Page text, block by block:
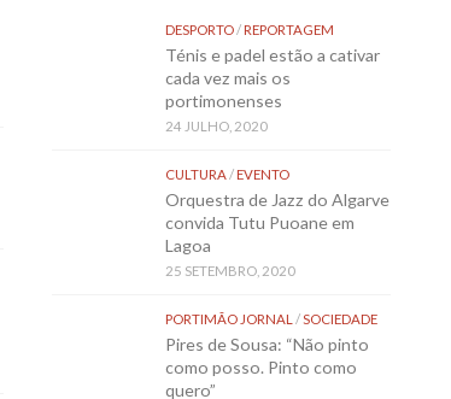
DESPORTO/REPORTAGEM
Ténis e padel estão a cativar
cada vez mais os
portimonenses
24 JULHO, 2020
CULTURA/EVENTO
Orquestra de Jazz do Algarve
convida Tutu Puoane em
Lagoa
25 SETEMBRO, 2020
PORTIMÃO JORNAL /SOCIEDADE
Pires de Sousa: “Não pinto
como posso. Pinto como
quero”